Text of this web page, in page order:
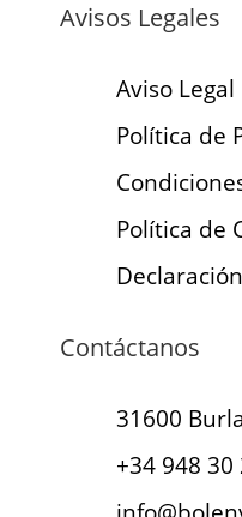
Avisos Legales
Aviso Legal
Política de
Política de
Contáctanos
31600
+34 948 30